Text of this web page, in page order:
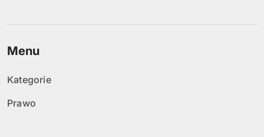
Menu
Kategorie
Prawo